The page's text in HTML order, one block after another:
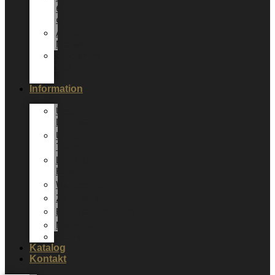
6
cm
Andere
Mixboxen
Information
Über
Unser
Team
HOME
Werdegang
Zertifikate
Energieoptimierung
Neuheiten
Katalog
Kontakt